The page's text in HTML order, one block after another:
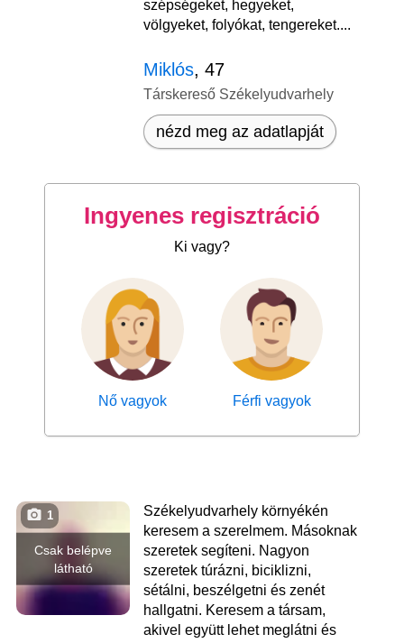
szépségeket, hegyeket,
völgyeket, folyókat, tengereket....
Miklós, 47
Társkereső Székelyudvarhely
nézd meg az adatlapját
Ingyenes regisztráció
Ki vagy?
Nő vagyok Férfi vagyok
Csak belépve
látható
1
Székelyudvarhely környékén
keresem a szerelmem. Másoknak
szeretek segíteni. Nagyon
szeretek túrázni, biciklizni,
sétálni, beszélgetni és zenét
hallgatni. Keresem a társam,
akivel együtt lehet meglátni és